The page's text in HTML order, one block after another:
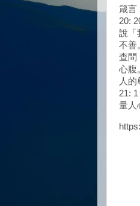
箴言
20:
說「
不善
查問
心腹
人的
21:
量人